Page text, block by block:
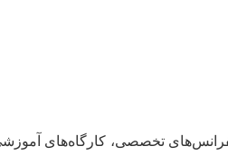
از کنفرانس‌های تخصصی، کارگاه‌های